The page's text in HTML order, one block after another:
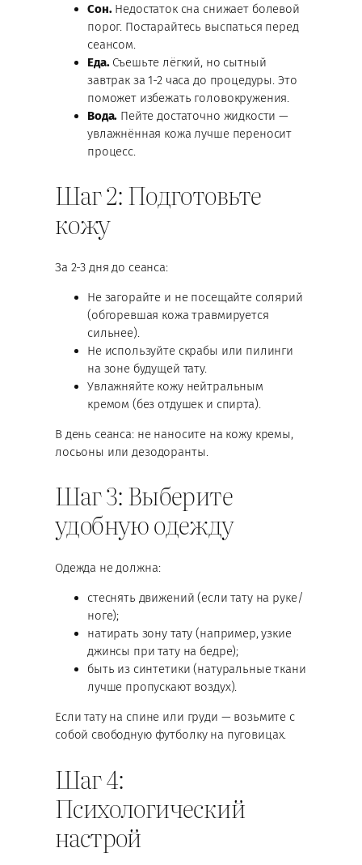
Сон.Недостаток сна снижает болевой
порог. Постарайтесь выспаться перед
сеансом.
Еда.Съешьте лёгкий, но сытный
завтрак за 1-2 часа до процедуры. Это
поможет избежать головокружения.
Вода. Пейте достаточно жидкости —
увлажнённая кожа лучше переносит
процесс.
Шаг 2: Подготовьте
кожу
За 2-3 дня до сеанса:
Не загорайте и не посещайте солярий
(обгоревшая кожа травмируется
сильнее).
Не используйте скрабы или пилинги
на зоне будущей тату.
Увлажняйте кожу нейтральным
кремом (без отдушек и спирта).
В день сеанса: не наносите на кожу кремы,
лосьоны или дезодоранты.
Шаг 3: Выберите
удобную одежду
Одежда не должна:
стеснять движений (если тату на руке/
ноге);
натирать зону тату (например, узкие
джинсы при тату на бедре);
быть из синтетики (натуральные ткани
лучше пропускают воздух).
Если тату на спине или груди — возьмите с
собой свободную футболку на пуговицах.
Шаг 4:
Психологический
настрой